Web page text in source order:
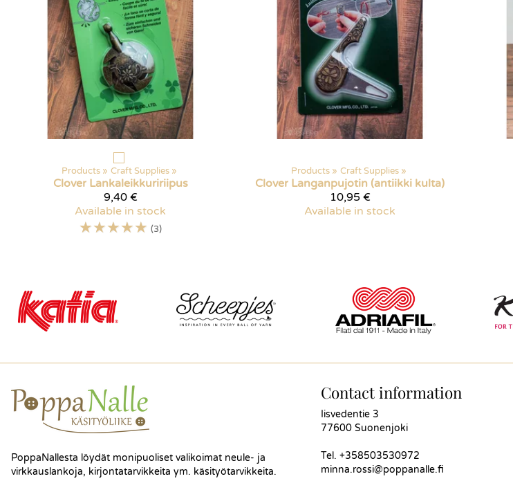
Products ‪» Craft Supplies ‪»
Clover Lankaleikkuririipus
9,40 €
Available in stock
☆☆☆☆☆ (3)
Products ‪» Craft Supplies ‪»
Clover Langanpujotin (antiikki kulta)
10,95 €
Available in stock
PoppaNallesta löydät monipuoliset valikoimat neule- ja
virkkauslankoja, kirjontatarvikkeita ym. käsityötarvikkeita.
Contact information
Iisvedentie 3
77600 Suonenjoki
Tel. +358503530972
minna.rossi@poppanalle.fi